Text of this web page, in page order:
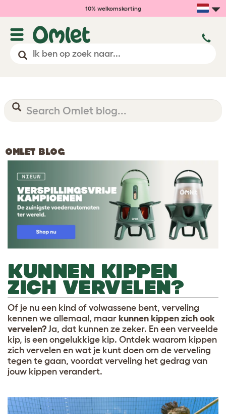
10% welkomskorting
OMLET BLOG
KUNNEN KIPPEN
ZICH VERVELEN?
Of je nu een kind of volwassene bent, verveling
kennen we allemaal, maar kunnen kippen zich ook
vervelen? Ja, dat kunnen ze zeker. En een verveelde
kip, is een ongelukkige kip. Ontdek waarom kippen
zich vervelen en wat je kunt doen om de verveling
tegen te gaan, voordat verveling het gedrag van
jouw kippen verandert.